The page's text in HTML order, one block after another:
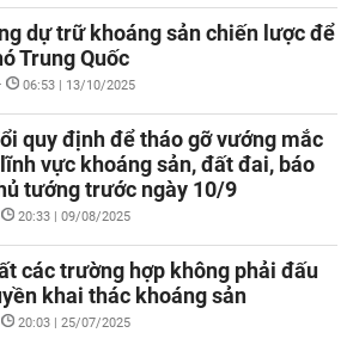
dự trữ khoáng sản chiến lược để
Trung Quốc
06:53 | 13/10/2025
quy định để tháo gỡ vướng mắc
vực khoáng sản, đất đai, báo
tướng trước ngày 10/9
20:33 | 09/08/2025
các trường hợp không phải đấu
khai thác khoáng sản
20:03 | 25/07/2025